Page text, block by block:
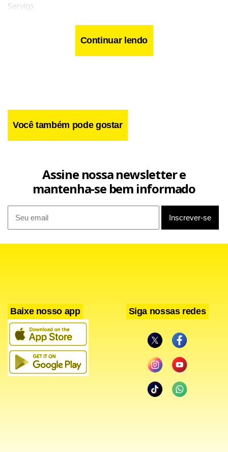
Serviço
Aquela Peça de Shakespeare –
às 21h, e domingos, às 20h. Ingressos a
Continuar lendo
Você também pode gostar
Assine nossa newsletter e
mantenha-se bem informado
Baixe nosso app Siga nossas redes